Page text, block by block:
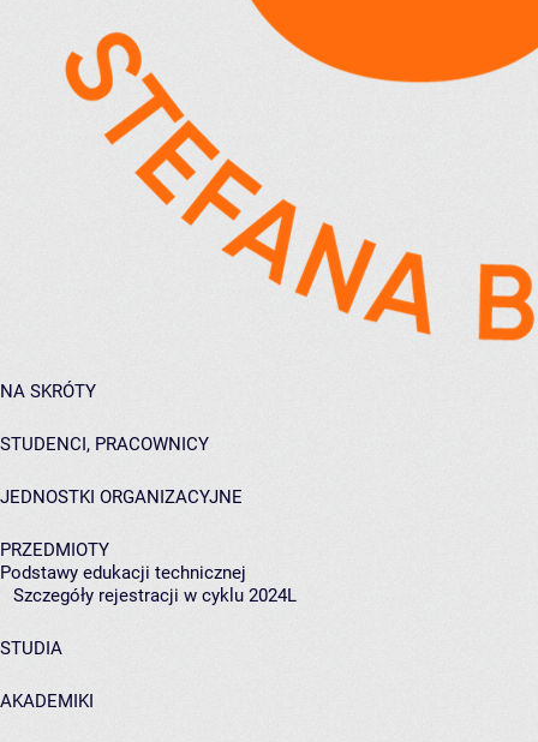
NA SKRÓTY
STUDENCI, PRACOWNICY
JEDNOSTKI ORGANIZACYJNE
PRZEDMIOTY
Podstawy edukacji technicznej
Szczegóły rejestracji w cyklu 2024L
STUDIA
AKADEMIKI